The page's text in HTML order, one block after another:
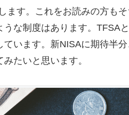
ます。これをお読みの方も
な制度はあります。TFSA
います。新NISAに期待半
たいと思います。